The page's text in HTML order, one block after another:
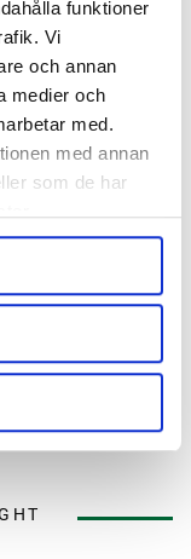
funktioner
Vi
och annan
medier och
med.
med annan
som de har
drip rack